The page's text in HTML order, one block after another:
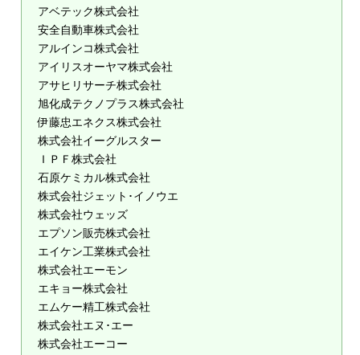
アベテック株式会社
安全自動車株式会社
アルインコ株式会社
アイリスオーヤマ株式会社
アサヒリサーチ株式会社
旭化成テクノプラス株式会社
伊藤忠エネクス株式会社
株式会社イーグルスター
ＩＰＦ株式会社
石原ケミカル株式会社
株式会社ジェット･イノウエ
株式会社ウェッズ
エプソン販売株式会社
エイケン工業株式会社
株式会社エーモン
エキョー株式会社
エムケー精工株式会社
株式会社エヌ･エー
株式会社エーコー